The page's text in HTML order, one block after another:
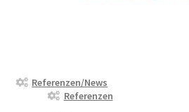
Referenzen/News
Referenzen